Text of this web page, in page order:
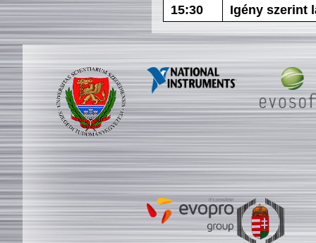
15:30
Igény szerint